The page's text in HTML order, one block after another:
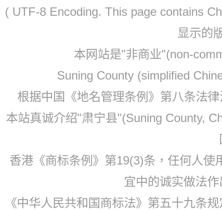
( UTF-8 Encoding. This page contains
显示的
本网站是"非商业"(non-
Suning County (simplified
根据中国《地名管理条例》第八条法
本站真诚介绍"肃宁县"(Suning County,
香港《商标条例》第19(3)条，任何人
宜中的诚实做法
《中华人民共和国商标法》第五十九条